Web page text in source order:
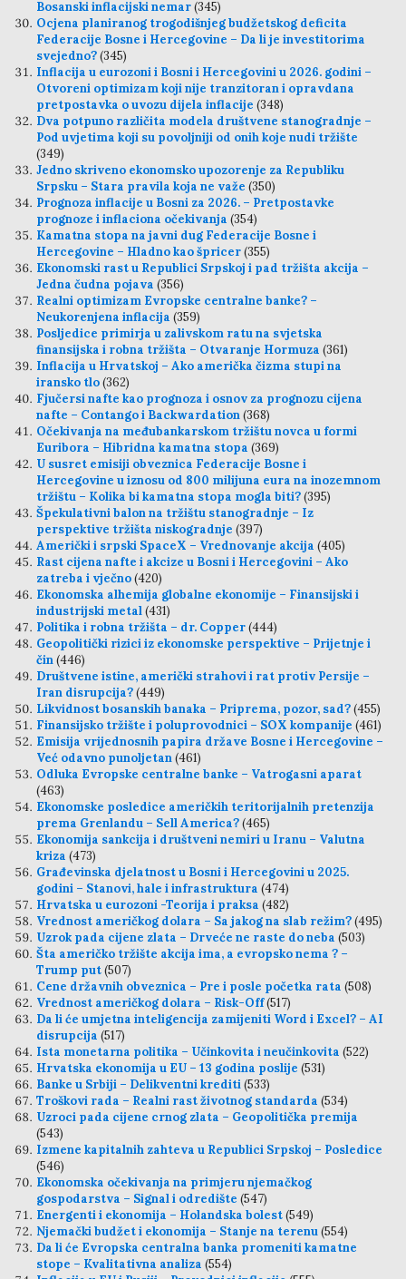
Bosanski inflacijski nemar(345)
Ocjena planiranog trogodišnjeg budžetskog deficita
Federacije Bosne i Hercegovine – Da li je investitorima
svejedno?(345)
Inflacija u eurozoni i Bosni i Hercegovini u 2026. godini –
Otvoreni optimizam koji nije tranzitoran i opravdana
pretpostavka o uvozu dijela inflacije (348)
Dva potpuno različita modela društvene stanogradnje –
Pod uvjetima koji su povoljniji od onih koje nudi tržište
(349)
Jedno skriveno ekonomsko upozorenje za Republiku
Srpsku – Stara pravila koja ne važe (350)
Prognoza inflacije u Bosni za 2026. – Pretpostavke
prognoze i inflaciona očekivanja (354)
Kamatna stopa na javni dug Federacije Bosne i
Hercegovine – Hladno kao špricer(355)
Ekonomski rast u Republici Srpskoj i pad tržišta akcija –
Jedna čudna pojava (356)
Realni optimizam Evropske centralne banke? –
Neukorenjena inflacija (359)
Posljedice primirja u zalivskom ratu na svjetska
finansijska i robna tržišta – Otvaranje Hormuza (361)
Inflacija u Hrvatskoj – Ako američka čizma stupi na
iransko tlo(362)
Fjučersi nafte kao prognoza i osnov za prognozu cijena
nafte – Contango i Backwardation(368)
Očekivanja na međubankarskom tržištu novca u formi
Euribora – Hibridna kamatna stopa (369)
U susret emisiji obveznica Federacije Bosne i
Hercegovine u iznosu od 800 milijuna eura na inozemnom
tržištu – Kolika bi kamatna stopa mogla biti?(395)
Špekulativni balon na tržištu stanogradnje – Iz
perspektive tržišta niskogradnje (397)
Američki i srpski SpaceX – Vrednovanje akcija (405)
Rast cijena nafte i akcize u Bosni i Hercegovini – Ako
zatreba i vječno(420)
Ekonomska alhemija globalne ekonomije – Finansijski i
industrijski metal(431)
Politika i robna tržišta – dr. Copper(444)
Geopolitički rizici iz ekonomske perspektive – Prijetnje i
čin(446)
Društvene istine, američki strahovi i rat protiv Persije –
Iran disrupcija?(449)
Likvidnost bosanskih banaka – Priprema, pozor, sad?(455)
Finansijsko tržište i poluprovodnici – SOX kompanije (461)
Emisija vrijednosnih papira države Bosne i Hercegovine –
Već odavno punoljetan(461)
Odluka Evropske centralne banke – Vatrogasni aparat
(463)
Ekonomske posledice američkih teritorijalnih pretenzija
prema Grenlandu – Sell America?(465)
Ekonomija sankcija i društveni nemiri u Iranu – Valutna
kriza (473)
Građevinska djelatnost u Bosni i Hercegovini u 2025.
godini – Stanovi, hale i infrastruktura (474)
Hrvatska u eurozoni -Teorija i praksa (482)
Vrednost američkog dolara – Sa jakog na slab režim?(495)
Uzrok pada cijene zlata – Drveće ne raste do neba (503)
Šta američko tržište akcija ima, a evropsko nema ? –
Trump put(507)
Cene državnih obveznica – Pre i posle početka rata (508)
Vrednost američkog dolara – Risk-Off(517)
Da li će umjetna inteligencija zamijeniti Word i Excel? – AI
disrupcija (517)
Ista monetarna politika – Učinkovita i neučinkovita (522)
Hrvatska ekonomija u EU – 13 godina poslije (531)
Banke u Srbiji – Delikventni krediti(533)
Troškovi rada – Realni rast životnog standarda (534)
Uzroci pada cijene crnog zlata – Geopolitička premija
(543)
Izmene kapitalnih zahteva u Republici Srpskoj – Posledice
(546)
Ekonomska očekivanja na primjeru njemačkog
gospodarstva – Signal i odredište (547)
Energenti i ekonomija – Holandska bolest(549)
Njemački budžet i ekonomija – Stanje na terenu(554)
Da li će Evropska centralna banka promeniti kamatne
stope – Kvalitativna analiza (554)